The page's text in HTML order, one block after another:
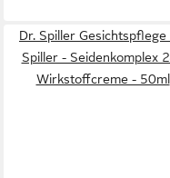
Dr. Spiller Gesichtspflege
Spiller - Seidenkomplex
Wirkstoffcreme - 50ml